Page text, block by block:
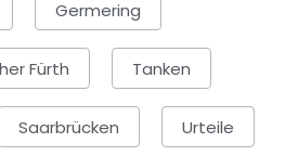
Germering
Fürth Tanken
Saarbrücken Urteile